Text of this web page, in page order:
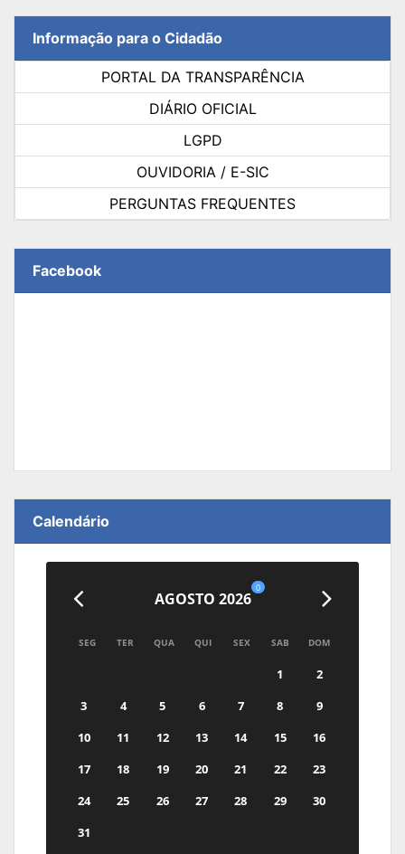
Informação para o Cidadão
PORTAL DA TRANSPARÊNCIA
DIÁRIO OFICIAL
LGPD
OUVIDORIA / E-SIC
PERGUNTAS FREQUENTES
Facebook
Calendário
AGOSTO 2026
0
SEG TER QUA QUI SEX SAB DOM
1
2
3
4 5 6 7 8
9
10
11 12 13 14 15
16
17
18 19 20 21 22
23
24
25 26 27 28 29
30
31